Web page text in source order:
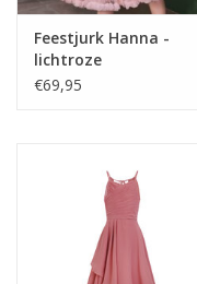
Feestjurk Hanna -
lichtroze
€69,95